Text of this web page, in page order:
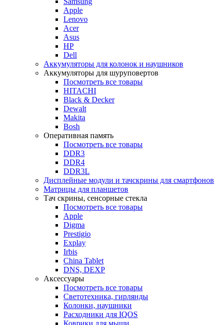
Apple
Lenovo
Acer
Asus
HP
Dell
Аккумуляторы для колонок и наушников
Аккумуляторы для шуруповертов
Посмотреть все товары
HITACHI
Black & Decker
Dewalt
Makita
Bosh
Оперативная память
Посмотреть все товары
DDR3
DDR4
DDR3L
Дисплейные модули и тачскрины для смартфонов
Матрицы для планшетов
Тач скрины, сенсорные стекла
Посмотреть все товары
Apple
Digma
Prestigio
Explay
Irbis
China Tablet
DNS, DEXP
Аксессуары
Посмотреть все товары
Светотехника, гирлянды
Колонки, наушники
Расходники для IQOS
Коврики для мыши